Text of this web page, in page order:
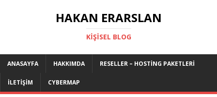
HAKAN ERARSLAN
KIŞISEL BLOG
ANASAYFA HAKKIMDA RESELLER – HOSTING PAKETLERI
İLETIŞIM CYBERMAP